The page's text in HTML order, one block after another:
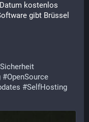
kostenlos
gibt Brüssel
#OpenSource
#SelfHosting